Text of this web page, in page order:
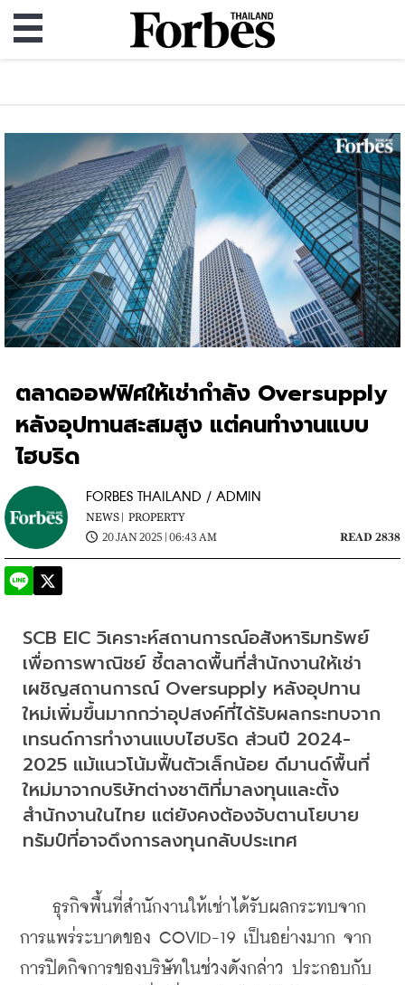
ตลาดออฟฟิศให้เช่ากำลัง Oversupply
หลังอุปทานสะสมสูง แต่คนทำงานแบบ
ไฮบริด
FORBES THAILAND / ADMIN
NEWS | PROPERTY
20 JAN 2025 | 06:43 AM
READ 2838
SCB EIC วิเคราะห์สถานการณ์อสังหาริมทรัพย์
เพื่อการพาณิชย์ ชี้ตลาดพื้นที่สำนักงานให้เช่า
เผชิญสถานการณ์ Oversupply หลังอุปทาน
ใหม่เพิ่มขึ้นมากกว่าอุปสงค์ที่ได้รับผลกระทบจาก
เทรนด์การทำงานแบบไฮบริด ส่วนปี 2024-
2025 แม้แนวโน้มฟื้นตัวเล็กน้อย ดีมานด์พื้นที่
ใหม่มาจากบริษัทต่างชาติที่มาลงทุนและตั้ง
สำนักงานในไทย แต่ยังคงต้องจับตานโยบาย
ทรัมป์ที่อาจดึงการลงทุนกลับประเทศ
ธุรกิจพื้นที่สำนักงานให้เช่าได้รับผลกระทบจาก
การแพร่ระบาดของ COVID-19 เป็นอย่างมาก จาก
การปิดกิจการของบริษัทในช่วงดังกล่าว ประกอบกับ